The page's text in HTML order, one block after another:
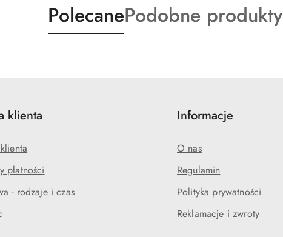
Produkty
o
PolecaneProdukty
o
Podobne produkty
klienta
płatności
- rodzaje i czas
Informacje
O nas
Regulamin
Polityka prywatności
Reklamacje i zwroty